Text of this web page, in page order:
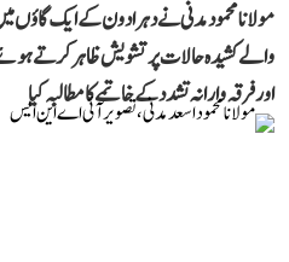
مولانا محمود مدنی نے دہرادون کے ایک گاؤں
والے کشیدہ حالات پر تشویش ظاہر کرتے
اور فرقہ وارانہ تشدد کے خاتمے کا مطالبہ کیا